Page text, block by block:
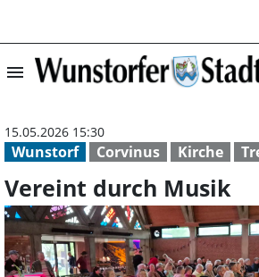
menu
Wunstorf Corvinus Kirche
15.05.2026 15:30
Vereint durch Musik